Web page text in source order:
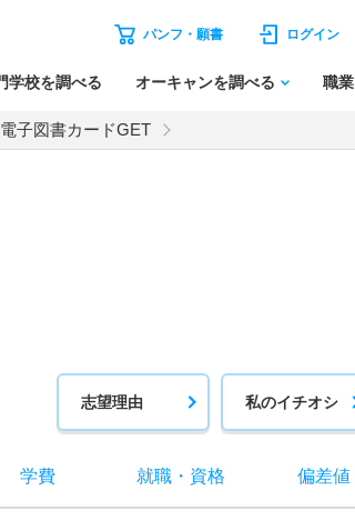
パンフ・願書 ログイン
学校を調べる オーキャンを調べる 職
子図書カードGET
志望理由 私のイチオシ
学費 就職・ 資格 偏差値